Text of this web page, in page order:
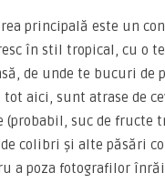
principală este un
în stil tropical, cu o
de unde te bucuri de
aici, sunt atrase de
(probabil, suc de fructe
colibri și alte păsări
a poza fotografilor